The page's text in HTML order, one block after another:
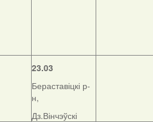
23.03
Бераставіцкі р-
н,
Дз.Вінчэўскі